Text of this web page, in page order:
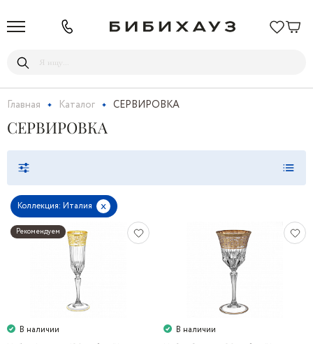
Главная Каталог СЕРВИРОВКА
СЕРВИРОВКА
Коллекция: Италия x
Рекомендуем
В наличии
В наличии